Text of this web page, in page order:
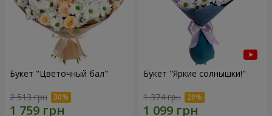
Букет "Цветочный бал"
2 513 грн
Букет "Яркие солнышки!"
1 374 грн